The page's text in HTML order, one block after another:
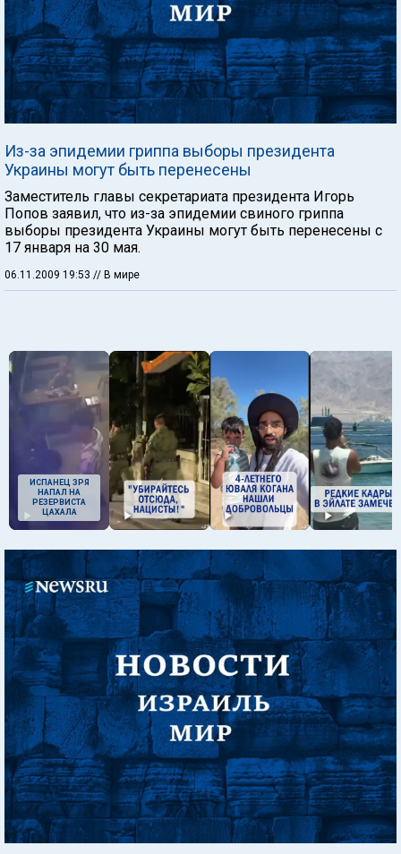
Из-за эпидемии гриппа выборы президента
Украины могут быть перенесены
Заместитель главы секретариата президента Игорь
Попов заявил, что из-за эпидемии свиного гриппа
выборы президента Украины могут быть перенесены с
17 января на 30 мая.
06.11.2009 19:53 // В мире
ИСПАНЕЦ ЗРЯ
НАПАЛ НА
РЕЗЕРВИСТА
ЦАХАЛА